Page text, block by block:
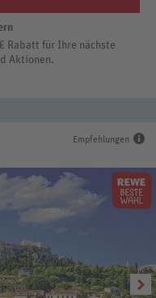
Rabatt für Ihre nächste
Aktionen.
Empfehlungen